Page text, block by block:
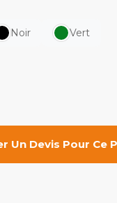
Noir Vert
Un Devis Pour Ce